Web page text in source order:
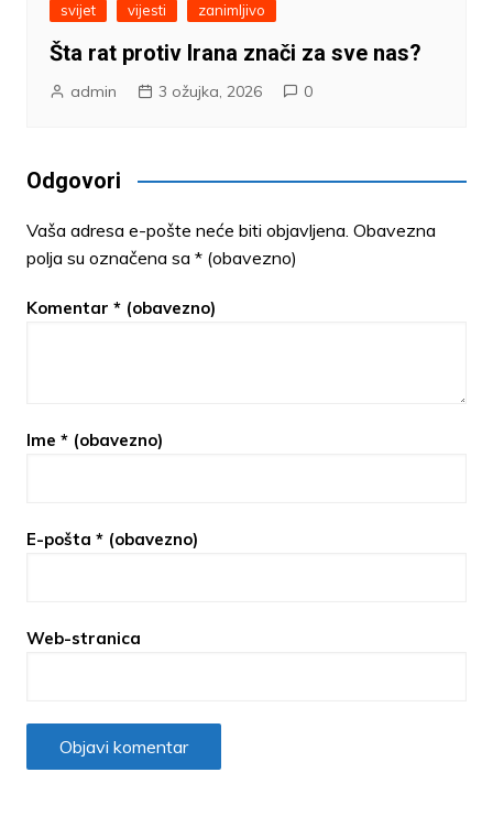
svijet vijesti zanimljivo
Šta rat protiv Irana znači za sve nas?
admin 3 ožujka, 2026 0
Odgovori
Vaša adresa e-pošte neće biti objavljena. Obavezna
polja su označena sa * (obavezno)
Komentar * (obavezno)
Ime * (obavezno)
E-pošta * (obavezno)
Web-stranica